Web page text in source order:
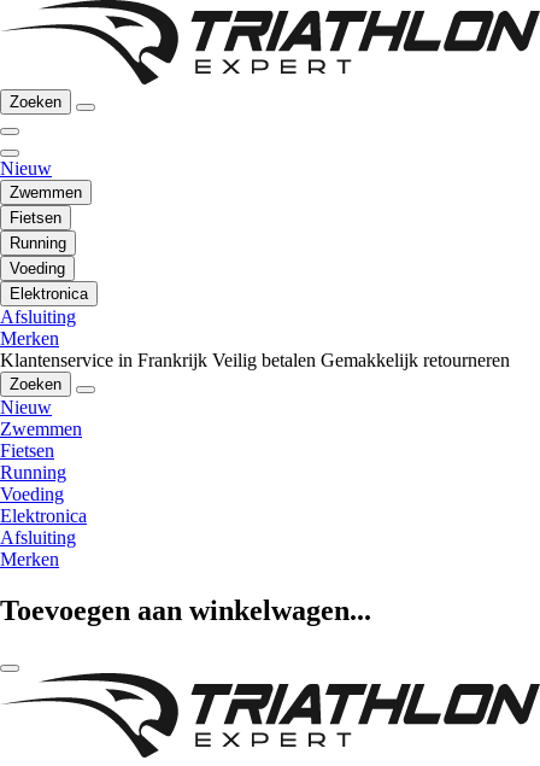
Zoeken
Nieuw
Zwemmen
Fietsen
Running
Voeding
Elektronica
Afsluiting
Merken
Klantenservice in Frankrijk Veilig betalen Gemakkelijk retourneren
Zoeken
Nieuw
Zwemmen
Fietsen
Running
Voeding
Elektronica
Afsluiting
Merken
Toevoegen aan winkelwagen...